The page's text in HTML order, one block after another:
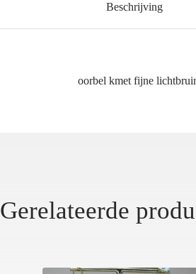
Beschrijving
oorbel kmet fijne
Gerelateerde